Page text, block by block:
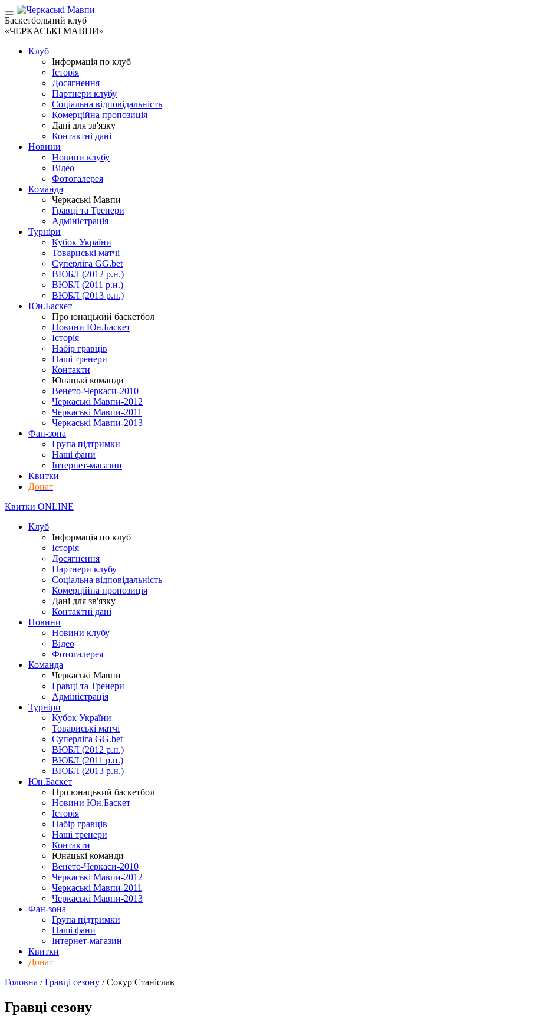
Баскетбольний клуб
«ЧЕРКАСЬКІ МАВПИ»
Клуб
Інформація по клуб
Історія
Досягнення
Партнери клубу
Соціальна відповідальність
Комерційна пропозиція
Дані для зв'язку
Контактні дані
Новини
Новини клубу
Відео
Фотогалерея
Команда
Черкаські Мавпи
Гравці та Тренери
Адміністрація
Турніри
Кубок України
Товариські матчі
Суперліга GG.bet
ВЮБЛ (2012 р.н.)
ВЮБЛ (2011 р.н.)
ВЮБЛ (2013 р.н.)
Юн.Баскет
Про юнацький баскетбол
Новини Юн.Баскет
Історія
Набір гравців
Наші тренери
Контакти
Юнацькі команди
Венето-Черкаси-2010
Черкаські Мавпи-2012
Черкаські Мавпи-2011
Черкаські Мавпи-2013
Фан-зона
Група підтримки
Наші фани
Інтернет-магазин
Квитки
Донат
Квитки ONLINE
Клуб
Інформація по клуб
Історія
Досягнення
Партнери клубу
Соціальна відповідальність
Комерційна пропозиція
Дані для зв'язку
Контактні дані
Новини
Новини клубу
Відео
Фотогалерея
Команда
Черкаські Мавпи
Гравці та Тренери
Адміністрація
Турніри
Кубок України
Товариські матчі
Суперліга GG.bet
ВЮБЛ (2012 р.н.)
ВЮБЛ (2011 р.н.)
ВЮБЛ (2013 р.н.)
Юн.Баскет
Про юнацький баскетбол
Новини Юн.Баскет
Історія
Набір гравців
Наші тренери
Контакти
Юнацькі команди
Венето-Черкаси-2010
Черкаські Мавпи-2012
Черкаські Мавпи-2011
Черкаські Мавпи-2013
Фан-зона
Група підтримки
Наші фани
Інтернет-магазин
Квитки
Донат
Головна /Гравці сезону /Сокур Станіслав
Гравці сезону